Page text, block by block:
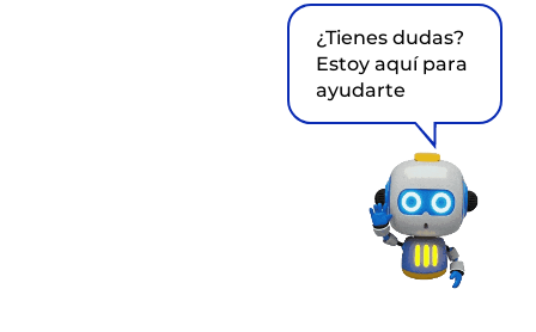
¿Tienes dudas?
Estoy aquí para
ayudarte